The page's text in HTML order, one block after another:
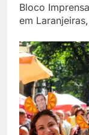
Bloco
em